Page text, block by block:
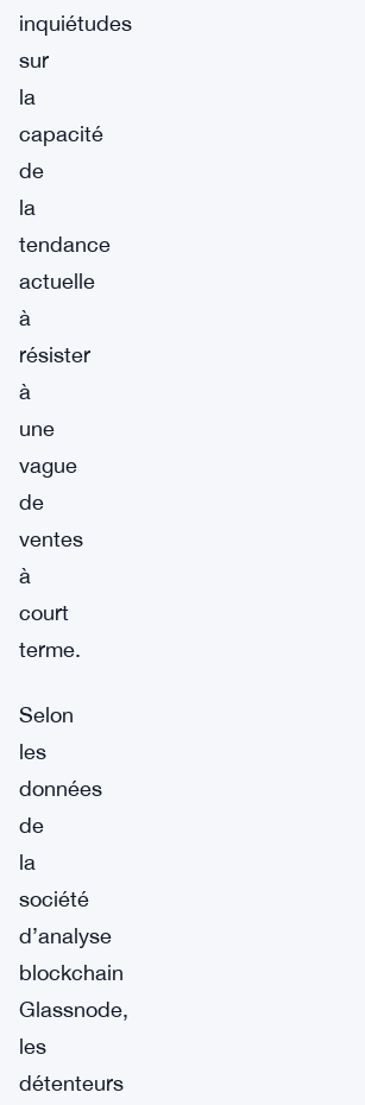
inquiétudes
sur
la
capacité
de
la
tendance
actuelle
à
résister
à
une
vague
de
ventes
à
court
terme.
Selon
les
données
de
la
société
d’analyse
blockchain
Glassnode,
les
détenteurs